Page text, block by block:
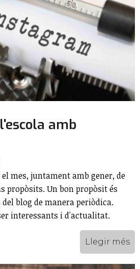
amb
el mes, juntament amb gener, de
propòsits. Un bon propòsit és
blog de manera periòdica.
interessants i d'actualitat.
Llegir més